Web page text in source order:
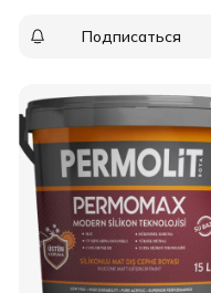
Подписаться